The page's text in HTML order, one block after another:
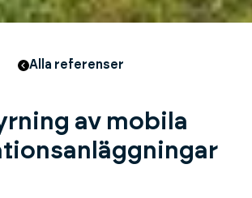
Alla referenser
av mobila